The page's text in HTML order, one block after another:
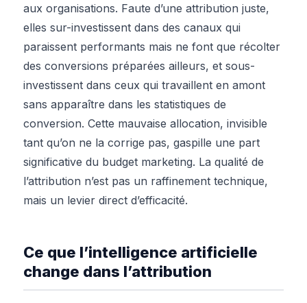
aux organisations. Faute d’une attribution juste,
elles sur-investissent dans des canaux qui
paraissent performants mais ne font que récolter
des conversions préparées ailleurs, et sous-
investissent dans ceux qui travaillent en amont
sans apparaître dans les statistiques de
conversion. Cette mauvaise allocation, invisible
tant qu’on ne la corrige pas, gaspille une part
significative du budget marketing. La qualité de
l’attribution n’est pas un raffinement technique,
mais un levier direct d’efficacité.
Ce que l’intelligence artificielle
change dans l’attribution